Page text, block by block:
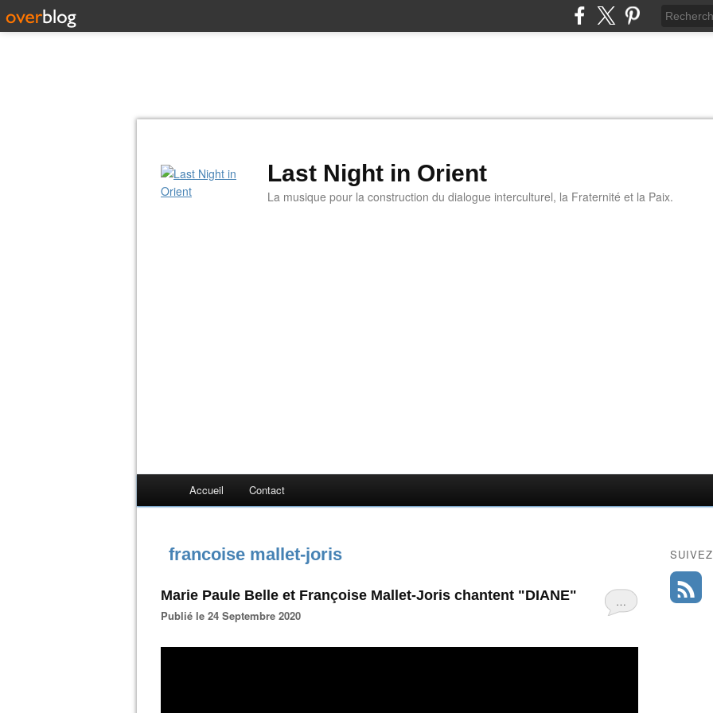
Last Night in Orient
La musique pour la construction du dialogue interculturel, la Fraternité et la Paix.
Accueil Contact
francoise mallet-joris
…
Marie Paule Belle et Françoise Mallet-Joris chantent "DIANE"
Publié le 24 Septembre 2020